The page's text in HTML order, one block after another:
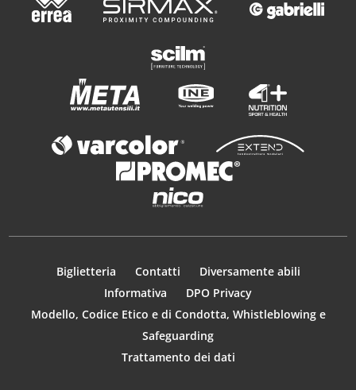
Biglietteria Contatti
Diversamente abili
Informativa
DPO Privacy
Modello, Codice Etico e di Condotta, Whistleblowing e
Safeguarding
Trattamento dei dati